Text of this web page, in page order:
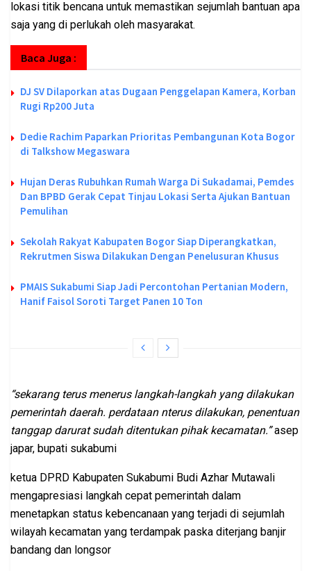
lokasi titik bencana untuk memastikan sejumlah bantuan apa
saja yang di perlukah oleh masyarakat.
Baca Juga :
DJ SV Dilaporkan atas Dugaan Penggelapan Kamera, Korban
Rugi Rp200 Juta
Dedie Rachim Paparkan Prioritas Pembangunan Kota Bogor
di Talkshow Megaswara
Hujan Deras Rubuhkan Rumah Warga Di Sukadamai, Pemdes
Dan BPBD Gerak Cepat Tinjau Lokasi Serta Ajukan Bantuan
Pemulihan
Sekolah Rakyat Kabupaten Bogor Siap Diperangkatkan,
Rekrutmen Siswa Dilakukan Dengan Penelusuran Khusus
PMAIS Sukabumi Siap Jadi Percontohan Pertanian Modern,
Hanif Faisol Soroti Target Panen 10 Ton
“sekarang terus menerus langkah-langkah yang dilakukan
pemerintah daerah. perdataan nterus dilakukan, penentuan
tanggap darurat sudah ditentukan pihak kecamatan.”asep
japar, bupati sukabumi
ketua DPRD Kabupaten Sukabumi Budi Azhar Mutawali
mengapresiasi langkah cepat pemerintah dalam
menetapkan status kebencanaan yang terjadi di sejumlah
wilayah kecamatan yang terdampak paska diterjang banjir
bandang dan longsor